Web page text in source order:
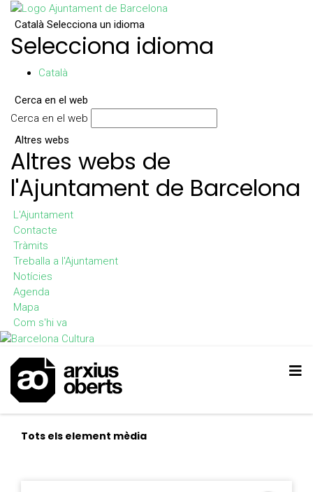
Català Selecciona un idioma
Selecciona idioma
Català
Cerca en el web
Cerca en el web
Altres webs
Altres webs de
l'Ajuntament de Barcelona
L'Ajuntament
Contacte
Tràmits
Treballa a l'Ajuntament
Notícies
Agenda
Mapa
Com s'hi va
Tots els element mèdia